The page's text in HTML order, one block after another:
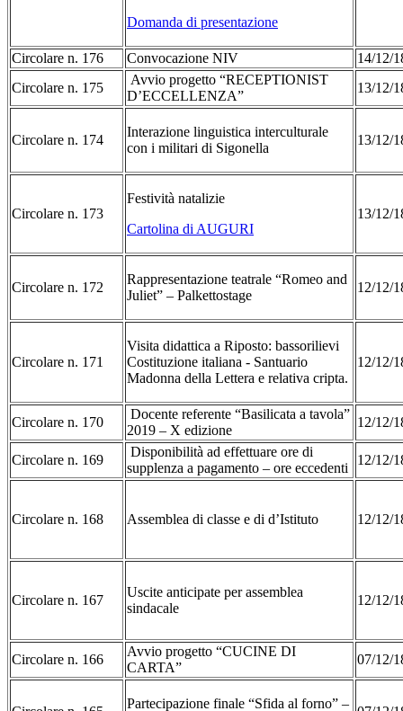
Domanda di presentazione
Circolare n. 176 Convocazione NIV
14/12/
Circolare n. 175
Avvio progetto “RECEPTIONIST
D’ECCELLENZA”
13/12/
Circolare n. 174
Interazione linguistica interculturale
con i militari di Sigonella
13/12/
Circolare n. 173
Festività natalizie
Cartolina di AUGURI
13/12/
Circolare n. 172
Rappresentazione teatrale “Romeo and
Juliet” – Palkettostage
12/12/
Circolare n. 171
Visita didattica a Riposto: bassorilievi
Costituzione italiana - Santuario
Madonna della Lettera e relativa cripta.
12/12/
Circolare n. 170
Docente referente “Basilicata a tavola”
2019 – X edizione
12/12/
Circolare n. 169
Disponibilità ad effettuare ore di
supplenza a pagamento – ore eccedenti
12/12/
Circolare n. 168 Assemblea di classe e di d’Istituto 12/12/
Circolare n. 167
Uscite anticipate per assemblea
sindacale
12/12/
Circolare n. 166
Avvio progetto “CUCINE DI
CARTA”
07/12/
Partecipazione finale “Sfida al forno” –